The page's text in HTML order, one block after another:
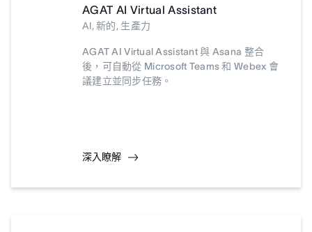
AGAT AI Virtual Assistant
AI, 新的, 生產力
AGAT AI Virtual Assistant 與 Asana 整合
後，可自動從 Microsoft Teams 和 Webex 會
議建立並同步任務。
深入瞭解